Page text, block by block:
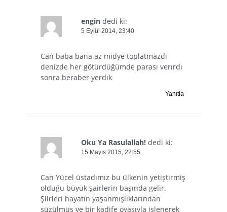
engin dedi ki:
5 Eylül 2014, 23:40
Can baba bana az midye toplatmazdı
denizde her götürdüğümde parası verırdı
sonra beraber yerdık
Yanıtla
Oku Ya Rasulallah! dedi ki:
15 Mayıs 2015, 22:55
Can Yücel üstadımız bu ülkenin yetiştirmiş
olduğu büyük şairlerin başında gelir.
Şiirleri hayatın yaşanmışlıklarından
süzülmüş ve bir kadife oyasıyla işlenerek